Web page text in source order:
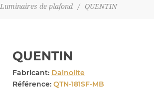
Luminaires de plafond / QUENTIN
QUENTIN
Fabricant: Dainolite
Référence: QTN-181SF-MB